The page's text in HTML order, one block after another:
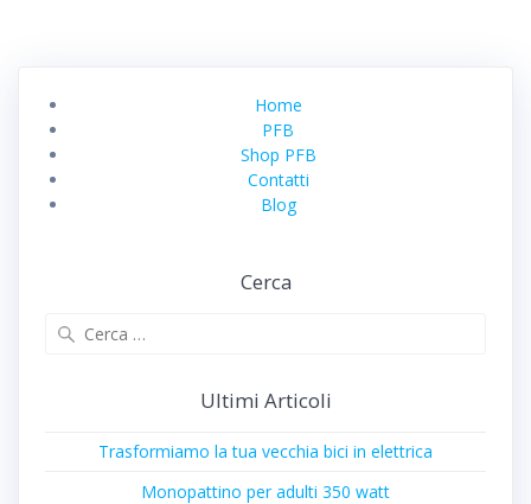
Home
PFB
Shop PFB
Contatti
Blog
Cerca
Ultimi Articoli
Trasformiamo la tua vecchia bici in elettrica
Monopattino per adulti 350 watt